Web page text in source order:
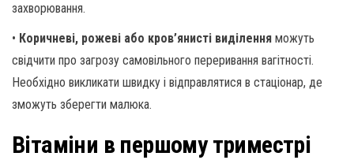
захворювання.
• Коричневі, рожеві або кров’янисті виділення можуть
свідчити про загрозу самовільного переривання вагітності.
Необхідно викликати швидку і відправлятися в стаціонар, де
зможуть зберегти малюка.
Вітаміни в першому триместрі